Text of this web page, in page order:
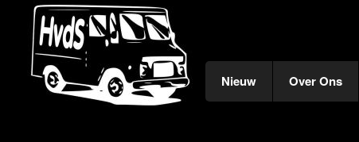
Nieuw Over Ons